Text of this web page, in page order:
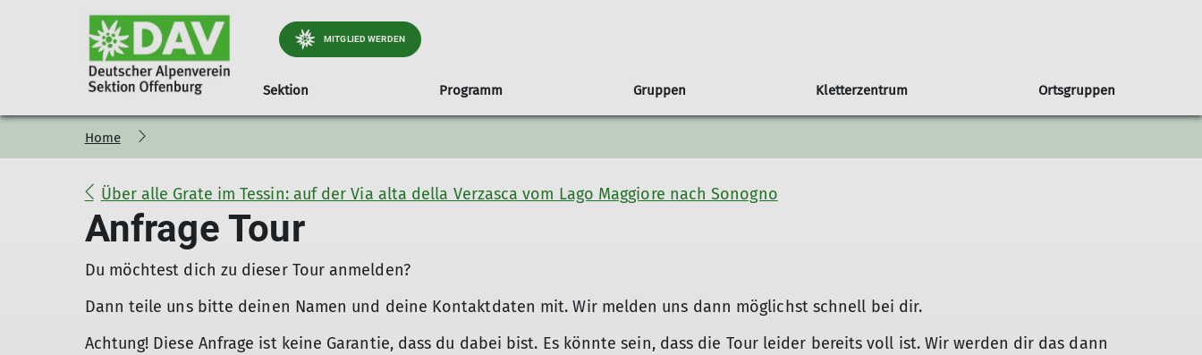
MITGLIED WERDEN
Sektion
Geschäftsstelle
Materialverleih
Kindergeburtstag
Mitglied werden
Mitgliedsbeiträge
Hütten
Sandkästle
Ehrenamt in unserer Sektion
Ehrenamt im DAV
Newsletter
Programm
Kursübersicht
Hinweise
Praxiskurse
Kletter und Boulderkurse
Tourenübersicht
Hinweise
Wanderungen Mittelgebirge
Programmheft
Gruppen
Jugend
Jugendprogramm
Wer ist die JDAV
Kinder- und Jugendtraining
Trainingsgruppen DAV Offenburg
Familiengruppe Klettertreffs Seniorengruppe Sportgruppe
Kletterzentrum
Preise und Infos Öffnungszeiten und Anfahrt Routenbau Klettern & Bouldern mit Kids
Ortsgruppen
Ortsgruppe Nordrach
Wichtiges & Aktuelles
Portrait
Orstgruppe Bühl
Home
Über alle Grate im Tessin: auf der Via alta della Verzasca vom Lago Maggiore nach Sonogno
Anfrage Tour
Du möchtest dich zu dieser Tour anmelden?
Dann teile uns bitte deinen Namen und deine Kontaktdaten mit. Wir melden uns dann möglichst schnell bei dir.
Achtung! Diese Anfrage ist keine Garantie, dass du dabei bist. Es könnte sein, dass die Tour leider bereits voll ist. Wir werden dir das dann